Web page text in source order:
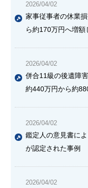
2026/04/02
家事従事者の休業
ら約170万円へ増額
2026/04/02
併合11級の後遺障
約440万円から約
2026/04/02
鑑定人の意見書に
が認定された事例
2026/04/02